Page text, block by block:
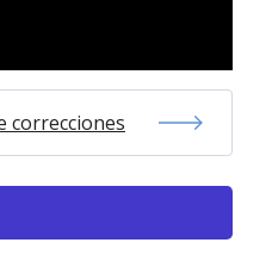
correcciones